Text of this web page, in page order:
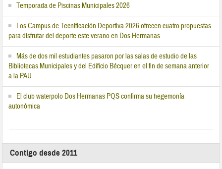
Temporada de Piscinas Municipales 2026
Los Campus de Tecnificación Deportiva 2026 ofrecen cuatro propuestas
para disfrutar del deporte este verano en Dos Hermanas
Más de dos mil estudiantes pasaron por las salas de estudio de las
Bibliotecas Municipales y del Edificio Bécquer en el fin de semana anterior
a la PAU
El club waterpolo Dos Hermanas PQS confirma su hegemonía
autonómica
Contigo desde 2011